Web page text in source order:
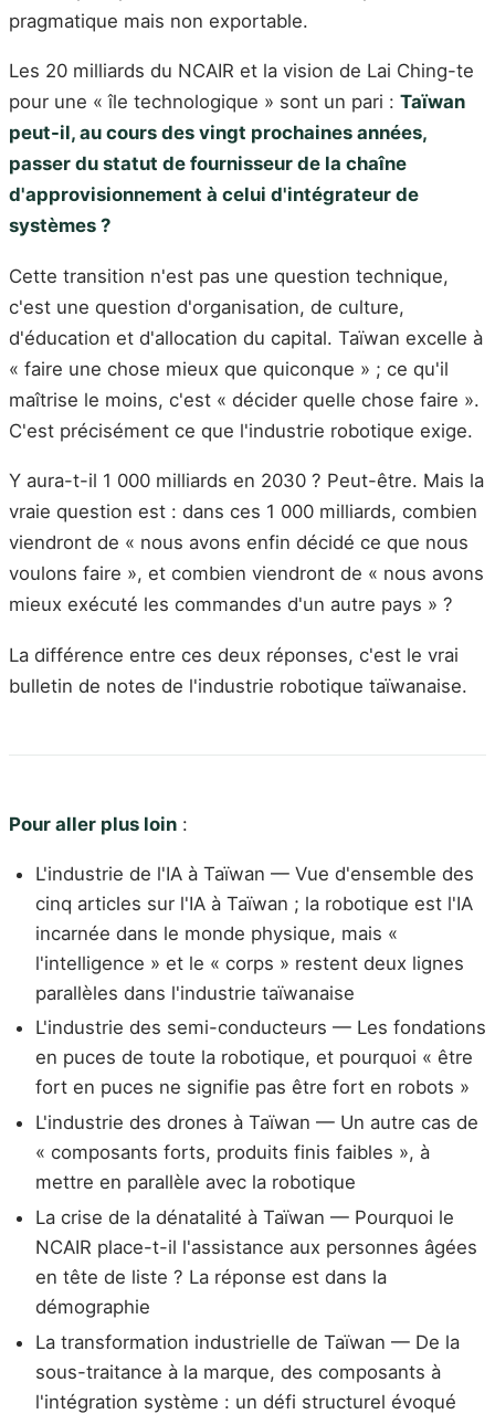
pragmatique mais non exportable.
Les 20 milliards du NCAIR et la vision de Lai Ching-te
pour une « île technologique » sont un pari : Taïwan
peut-il, au cours des vingt prochaines années,
passer du statut de fournisseur de la chaîne
d'approvisionnement à celui d'intégrateur de
systèmes ?
Cette transition n'est pas une question technique,
c'est une question d'organisation, de culture,
d'éducation et d'allocation du capital. Taïwan excelle à
« faire une chose mieux que quiconque » ; ce qu'il
maîtrise le moins, c'est « décider quelle chose faire ».
C'est précisément ce que l'industrie robotique exige.
Y aura-t-il 1 000 milliards en 2030 ? Peut-être. Mais la
vraie question est : dans ces 1 000 milliards, combien
viendront de « nous avons enfin décidé ce que nous
voulons faire », et combien viendront de « nous avons
mieux exécuté les commandes d'un autre pays » ?
La différence entre ces deux réponses, c'est le vrai
bulletin de notes de l'industrie robotique taïwanaise.
Pour aller plus loin :
L'industrie de l'IA à Taïwan — Vue d'ensemble des
cinq articles sur l'IA à Taïwan ; la robotique est l'IA
incarnée dans le monde physique, mais «
l'intelligence » et le « corps » restent deux lignes
parallèles dans l'industrie taïwanaise
L'industrie des semi-conducteurs — Les fondations
en puces de toute la robotique, et pourquoi « être
fort en puces ne signifie pas être fort en robots »
L'industrie des drones à Taïwan — Un autre cas de
« composants forts, produits finis faibles », à
mettre en parallèle avec la robotique
La crise de la dénatalité à Taïwan — Pourquoi le
NCAIR place-t-il l'assistance aux personnes âgées
en tête de liste ? La réponse est dans la
démographie
La transformation industrielle de Taïwan — De la
sous-traitance à la marque, des composants à
l'intégration système : un défi structurel évoqué